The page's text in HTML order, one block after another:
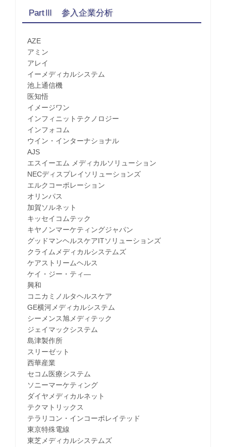
PartⅢ 参入企業分析
AZE
アミン
アレイ
イーメディカルシステム
池上通信機
医知悟
イメージワン
インフィニットテクノロジー
インフォコム
ウイン・インターナショナル
AJS
エスイーエム メディカルソリューション
NECディスプレイソリューションズ
エルクコーポレーション
オリンパス
加賀ソルネット
キッセイコムテック
キヤノンマーケティングジャパン
グッドマンヘルスケアITソリューションズ
クライムメディカルシステムズ
ケアストリームヘルス
ケイ・ジー・ティ―
興和
コニカミノルタヘルスケア
GE横河メディカルシステム
シーメンス旭メディテック
ジェイマックシステム
島津製作所
スリーゼット
西華産業
セコム医療システム
ソニーマーケティング
ダイヤメディカルネット
テクマトリックス
テラリコン・インコーポレイテッド
東京特殊電線
東芝メディカルシステムズ